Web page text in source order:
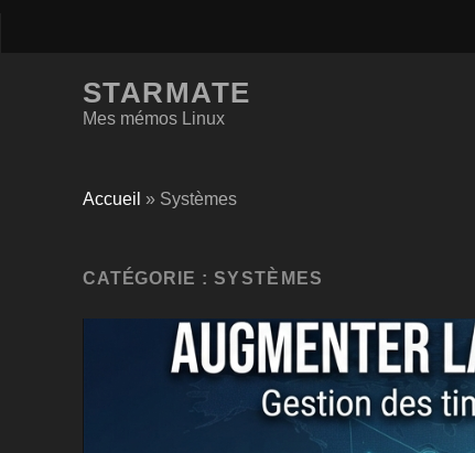
STARMATE
Mes mémos Linux
Accueil » Systèmes
CATÉGORIE :SYSTÈMES